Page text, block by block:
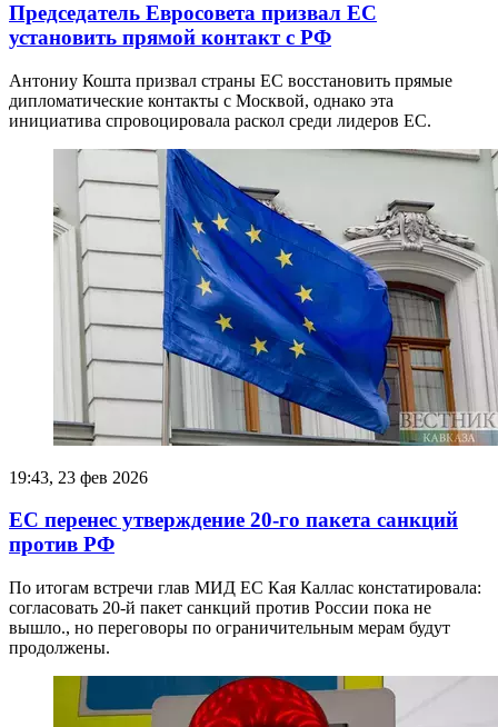
Председатель Евросовета призвал ЕС
установить прямой контакт с РФ
Антониу Кошта призвал страны ЕС восстановить прямые
дипломатические контакты с Москвой, однако эта
инициатива спровоцировала раскол среди лидеров ЕС.
19:43, 23 фев 2026
ЕС перенес утверждение 20-го пакета санкций
против РФ
По итогам встречи глав МИД ЕС Кая Каллас констатировала:
согласовать 20-й пакет санкций против России пока не
вышло., но переговоры по ограничительным мерам будут
продолжены.